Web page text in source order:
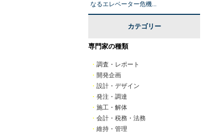
なるエレベーター危機...
カテゴリー
専門家の種類
・ 調査・レポート
・ 開発企画
・ 設計・デザイン
・ 発注・調達
・ 施工・解体
・ 会計・税務・法務
・ 維持・管理